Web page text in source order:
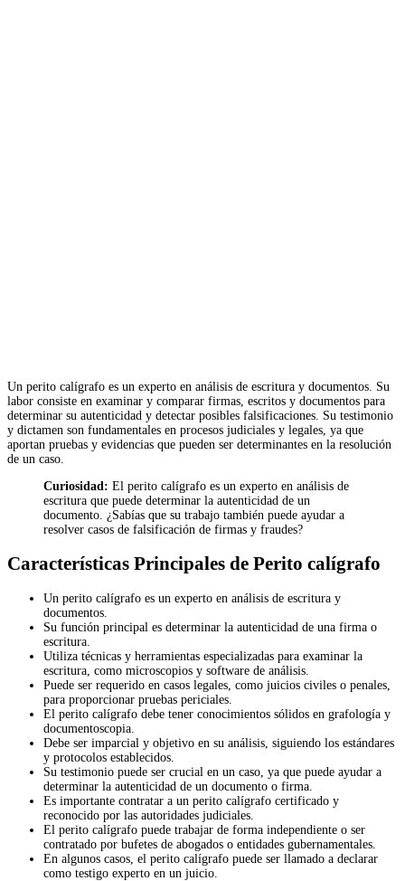
Un perito calígrafo es un experto en análisis de escritura y documentos. Su
labor consiste en examinar y comparar firmas, escritos y documentos para
determinar su autenticidad y detectar posibles falsificaciones. Su testimonio
y dictamen son fundamentales en procesos judiciales y legales, ya que
aportan pruebas y evidencias que pueden ser determinantes en la resolución
de un caso.
Curiosidad: El perito calígrafo es un experto en análisis de
escritura que puede determinar la autenticidad de un
documento. ¿Sabías que su trabajo también puede ayudar a
resolver casos de falsificación de firmas y fraudes?
Características Principales de Perito calígrafo
Un perito calígrafo es un experto en análisis de escritura y
documentos.
Su función principal es determinar la autenticidad de una firma o
escritura.
Utiliza técnicas y herramientas especializadas para examinar la
escritura, como microscopios y software de análisis.
Puede ser requerido en casos legales, como juicios civiles o penales,
para proporcionar pruebas periciales.
El perito calígrafo debe tener conocimientos sólidos en grafología y
documentoscopia.
Debe ser imparcial y objetivo en su análisis, siguiendo los estándares
y protocolos establecidos.
Su testimonio puede ser crucial en un caso, ya que puede ayudar a
determinar la autenticidad de un documento o firma.
Es importante contratar a un perito calígrafo certificado y
reconocido por las autoridades judiciales.
El perito calígrafo puede trabajar de forma independiente o ser
contratado por bufetes de abogados o entidades gubernamentales.
En algunos casos, el perito calígrafo puede ser llamado a declarar
como testigo experto en un juicio.